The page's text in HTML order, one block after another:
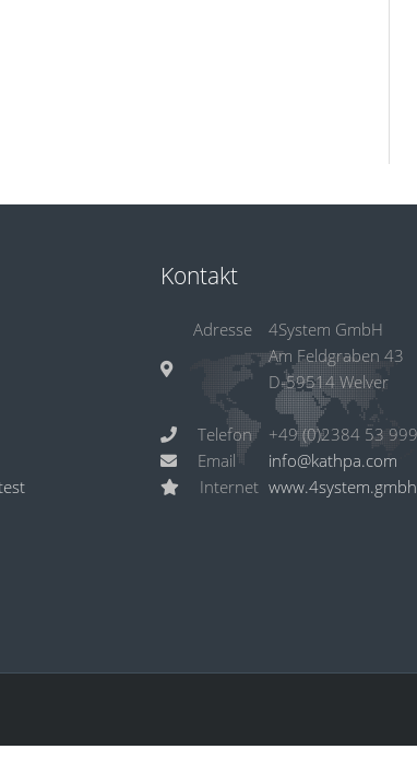
Kontakt
Adresse
Telefon
Email
Internet
4System GmbH
Am Feldgraben 43
D-59514 Welver
info@kathpa.com
www.4system.gmbh